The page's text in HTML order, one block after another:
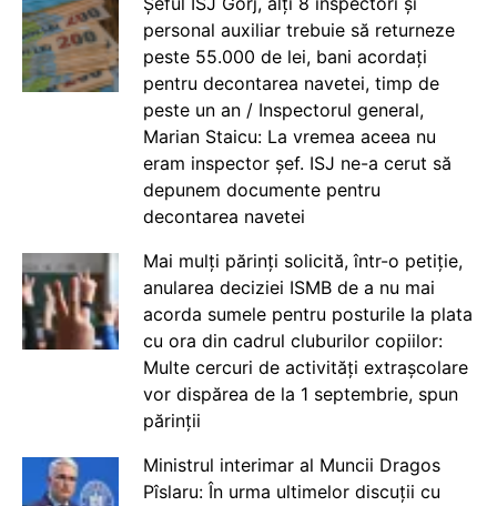
personal auxiliar trebuie să returneze
peste 55.000 de lei, bani acordați
pentru decontarea navetei, timp de
peste un an / Inspectorul general,
Marian Staicu: La vremea aceea nu
eram inspector șef. ISJ ne-a cerut să
depunem documente pentru
decontarea navetei
Mai mulți părinți solicită, într-o petiție,
anularea deciziei ISMB de a nu mai
acorda sumele pentru posturile la plata
cu ora din cadrul cluburilor copiilor:
Multe cercuri de activități extrașcolare
vor dispărea de la 1 septembrie, spun
părinții
Ministrul interimar al Muncii Dragos
Pîslaru: În urma ultimelor discuții cu